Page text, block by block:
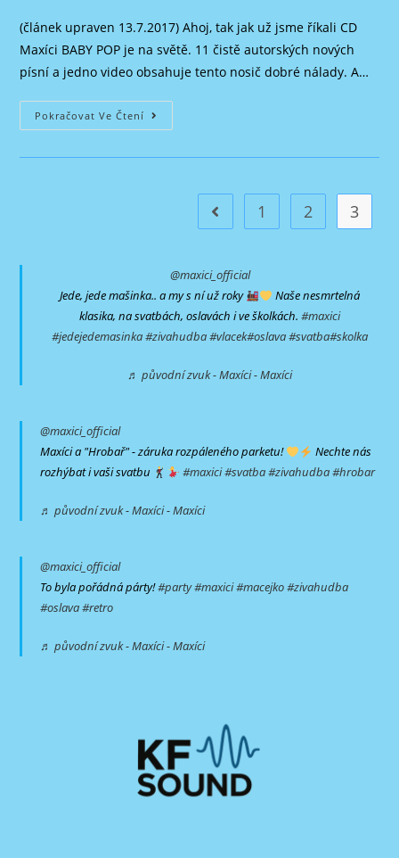
příspěvku
(článek upraven 13.7.2017) Ahoj, tak jak už jsme říkali CD
Maxíci BABY POP je na světě. 11 čistě autorských nových
písní a jedno video obsahuje tento nosič dobré nálady. A…
Pokračovat Ve Čtení CD
Baby
(2016)
Jít na předchozí stránku
1 2 3
@maxici_official
Jede, jede mašinka.. a my s ní už roky
Naše nesmrtelná
klasika, na svatbách, oslavách i ve školkách. #maxici
#jedejedemasinka#zivahudba#vlacek#oslava#svatba#skolka
♬ původní zvuk - Maxíci - Maxíci
@maxici_official
Maxíci a "Hrobař" - záruka rozpáleného parketu!
Nechte nás
rozhýbat i vaši svatbu
#maxici#svatba#zivahudba#hrobar
♬ původní zvuk - Maxíci - Maxíci
@maxici_official
To byla pořádná párty!#party#maxici#macejko#zivahudba
#oslava#retro
♬ původní zvuk - Maxíci - Maxíci